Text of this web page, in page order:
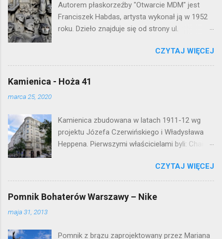
m
e
n
t
a
Autorem płaskorzeźby "Otwarcie MDM" jest
Franciszek Habdas, artysta wykonał ją w 1952
roku. Dzieło znajduje się od strony ul.
warszawskiej flagowej inwestycji
mieszkaniowej lat 50. Lokalizacja: Śródmieście
CZYTAJ WIĘCEJ
Kamienica - Hoża 41
marca 25, 2020
Kamienica zbudowana w latach 1911-12 wg
projektu Józefa Czerwińskiego i Władysława
Heppena. Pierwszymi właścicielami byli: Chaim
kamienica była zamieszkała przez
pracowników Elektrowni Warszawskiej. Ten
okazały budynek wyszedł bez szwanku z II
wojny światowej. Lokalizacja: Śródmieście
CZYTAJ WIĘCEJ
Pomnik Bohaterów Warszawy – Nike
maja 31, 2013
Pomnik z brązu zaprojektowany przez Mariana